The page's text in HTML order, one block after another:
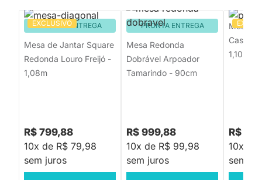
EXCLUSIVO
PRONTA ENTREGA
Mesa de Jantar Square
Redonda Louro Freijó -
1,08m
R$ 799,88
10x de R$ 79,98
sem juros
PRONTA ENTREGA
Mesa Redonda
Dobrável Arpoador
Tamarindo - 90cm
R$ 999,88
10x de R$ 99,98
sem juros
Mesa
1,10m
R$
10x de
sem